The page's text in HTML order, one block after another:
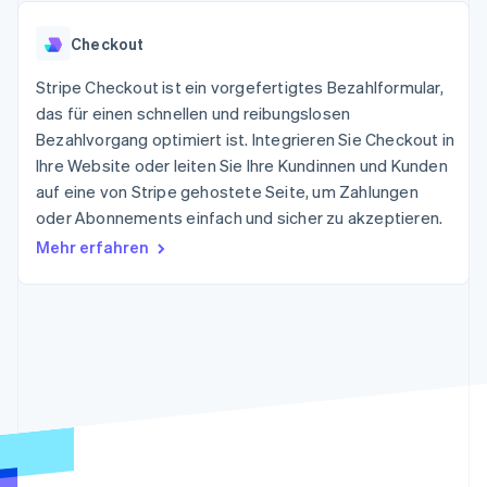
125
Zahlungen vor Ort
Authorization
Boost
Optimierung der
Autorisierungsraten
Link
Beschleunigter
Bezahlvorgang
Financial
Verbundene
Data Pipeline
Radar
Nach Branche
KI-Unternehmen
Creator Economy
Gaming
Bewirtung, Reisen und
Versicherungen
So setzen Sie
nutzungsbasierte
Abrechnung um
Stablecoin-gestützte
Karten ausgeben: So
geht´s
Bereitstellung und
Verwaltung von
Diensten mit Agenten
Newsroom
Stripe Press
Kontakt
kontaktieren
Checkout
Stripe Checkout ist ein vorgefertigtes Bezahlformular,
das für einen schnellen und reibungslosen
Bezahlvorgang optimiert ist. Integrieren Sie Checkout in
Ihre Website oder leiten Sie Ihre Kundinnen und Kunden
auf eine von Stripe gehostete Seite, um Zahlungen
oder Abonnements einfach und sicher zu akzeptieren.
Mehr erfahren